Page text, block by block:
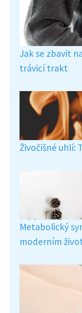
Jak se zbavit
trávicí trakt
Živočišné uhlí:
Metabolický
moderním